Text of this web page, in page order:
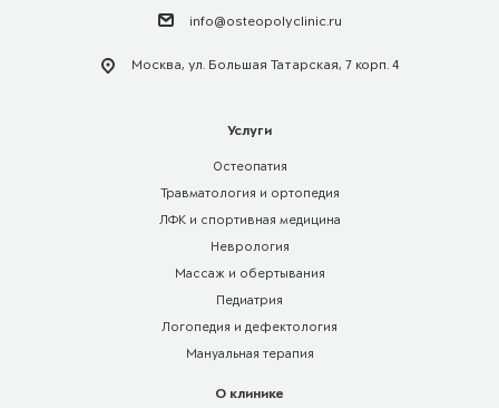
info@osteopolyclinic.ru
Москва, ул. Большая Татарская, 7 корп. 4
Услуги
Остеопатия
Травматология и ортопедия
ЛФК и спортивная медицина
Неврология
Массаж и обертывания
Педиатрия
Логопедия и дефектология
Мануальная терапия
О клинике